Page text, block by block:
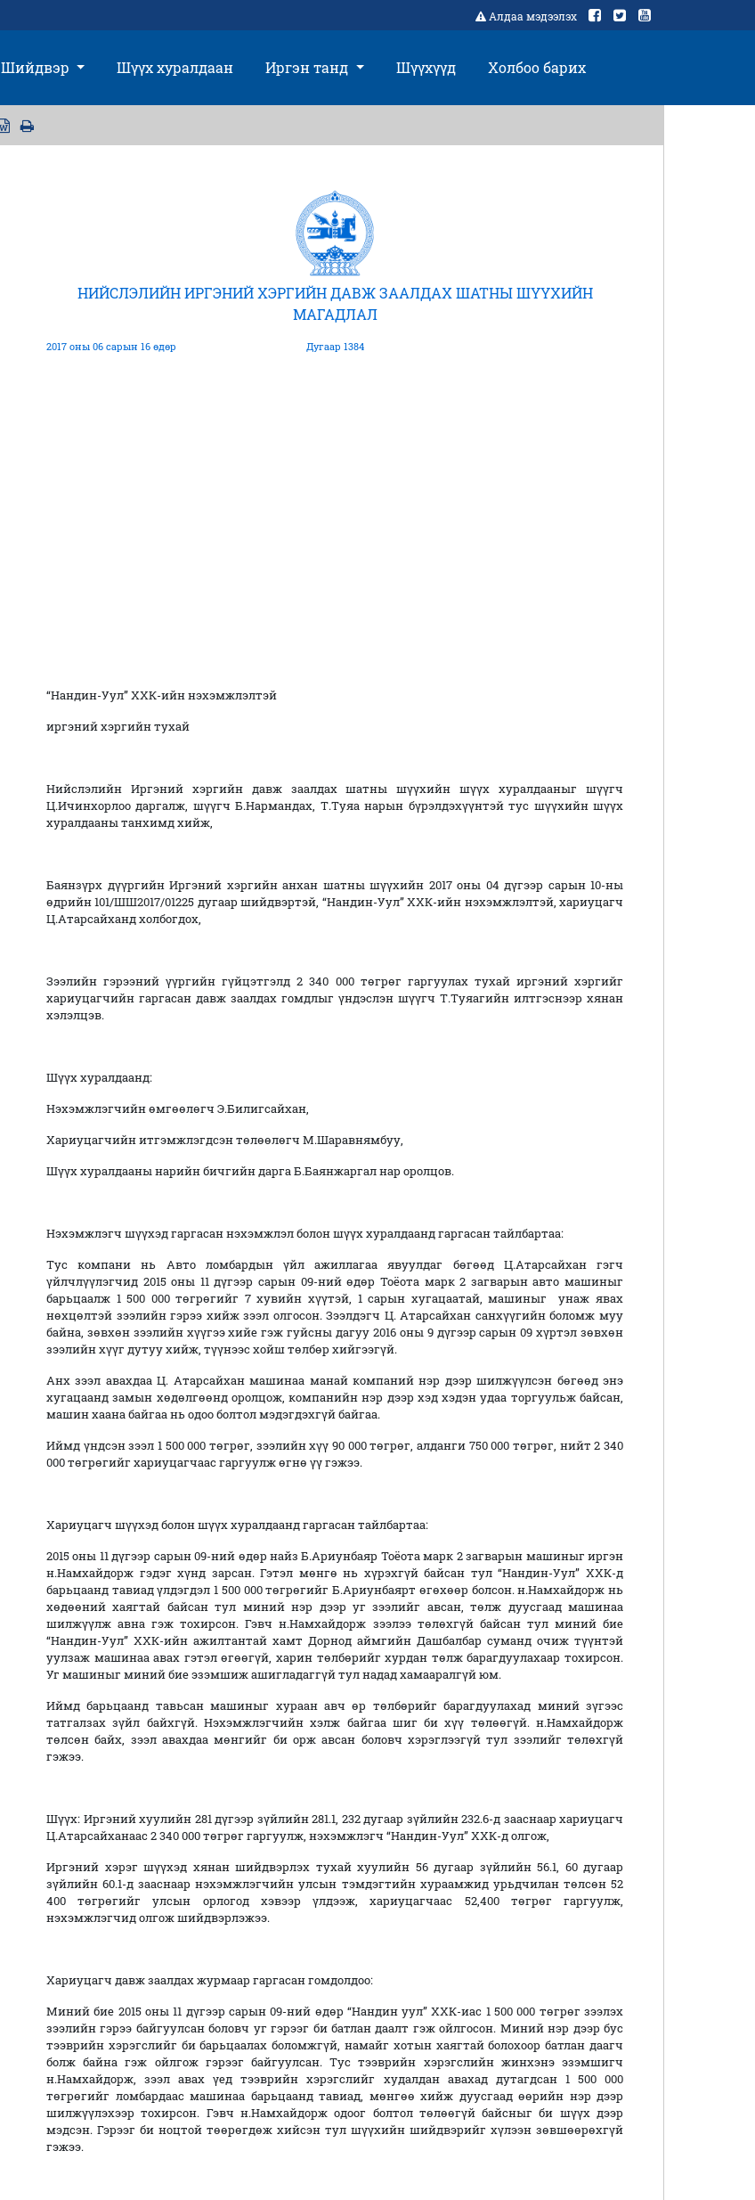
Алдаа мэдээлэх
Шийдвэр Шүүх хуралдаан Иргэн танд Шүүхүүд Холбоо барих
НИЙСЛЭЛИЙН ИРГЭНИЙ ХЭРГИЙН ДАВЖ ЗААЛДАХ ШАТНЫ ШҮҮХИЙН
МАГАДЛАЛ
2017 оны 06 сарын 16 өдөр Дугаар 1384
“Нандин-Уул” ХХК-ийн нэхэмжлэлтэй
иргэний хэргийн тухай
Нийслэлийн Иргэний хэргийн давж заалдах шатны шүүхийн шүүх хуралдааныг шүүгч
Ц.Ичинхорлоо даргалж, шүүгч Б.Нармандах, Т.Туяа нарын бүрэлдэхүүнтэй тус шүүхийн шүүх
хуралдааны танхимд хийж,
Баянзүрх дүүргийн Иргэний хэргийн анхан шатны шүүхийн 2017 оны 04 дүгээр сарын 10-ны
өдрийн 101/ШШ2017/01225 дугаар шийдвэртэй, “Нандин-Уул” ХХК-ийн нэхэмжлэлтэй, хариуцагч
Ц.Атарсайханд холбогдох,
Зээлийн гэрээний үүргийн гүйцэтгэлд 2 340 000 төгрөг гаргуулах тухай иргэний хэргийг
хариуцагчийн гаргасан давж заалдах гомдлыг үндэслэн шүүгч Т.Туяагийн илтгэснээр хянан
хэлэлцэв.
Шүүх хуралдаанд:
Нэхэмжлэгчийн өмгөөлөгч Э.Билигсайхан,
Хариуцагчийн итгэмжлэгдсэн төлөөлөгч М.Шаравнямбуу,
Шүүх хуралдааны нарийн бичгийн дарга Б.Баянжаргал нар оролцов.
Нэхэмжлэгч шүүхэд гаргасан нэхэмжлэл болон шүүх хуралдаанд гаргасан тайлбартаа:
Тус компани нь Авто ломбардын үйл ажиллагаа явуулдаг бөгөөд Ц.Атарсайхан гэгч
үйлчлүүлэгчид 2015 оны 11 дүгээр сарын 09-ний өдөр Тоёота марк 2 загварын авто машиныг
барьцаалж 1 500 000 төгрөгийг 7 хувийн хүүтэй, 1 сарын хугацаатай, машиныг унаж явах
нөхцөлтэй зээлийн гэрээ хийж зээл олгосон. Зээлдэгч Ц. Атарсайхан санхүүгийн боломж муу
байна, зөвхөн зээлийн хүүгээ хийе гэж гуйсны дагуу 2016 оны 9 дүгээр сарын 09 хүртэл зөвхөн
зээлийн хүүг дутуу хийж, түүнээс хойш төлбөр хийгээгүй.
Анх зээл авахдаа Ц. Атарсайхан машинаа манай компаний нэр дээр шилжүүлсэн бөгөөд энэ
хугацаанд замын хөдөлгөөнд оролцож, компанийн нэр дээр хэд хэдэн удаа торгуульж байсан,
машин хаана байгаа нь одоо болтол мэдэгдэхгүй байгаа.
Иймд үндсэн зээл 1 500 000 төгрөг, зээлийн хүү 90 000 төгрөг, алданги 750 000 төгрөг, нийт 2 340
000 төгрөгийг хариуцагчаас гаргуулж өгнө үү гэжээ.
Хариуцагч шүүхэд болон шүүх хуралдаанд гаргасан тайлбартаа:
2015 оны 11 дүгээр сарын 09-ний өдөр найз Б.Ариунбаяр Тоёота марк 2 загварын машиныг иргэн
н.Намхайдорж гэдэг хүнд зарсан. Гэтэл мөнгө нь хүрэхгүй байсан тул “Нандин-Уул” ХХК-д
барьцаанд тавиад үлдэгдэл 1 500 000 төгрөгийг Б.Ариунбаярт өгөхөөр болсон. н.Намхайдорж нь
хөдөөний хаягтай байсан тул миний нэр дээр уг зээлийг авсан, төлж дуусгаад машинаа
шилжүүлж авна гэж тохирсон. Гэвч н.Намхайдорж зээлээ төлөхгүй байсан тул миний бие
“Нандин-Уул” ХХК-ийн ажилтантай хамт Дорнод аймгийн Дашбалбар суманд очиж түүнтэй
уулзаж машинаа авах гэтэл өгөөгүй, харин төлбөрийг хурдан төлж барагдуулахаар тохирсон.
Уг машиныг миний бие эзэмшиж ашигладаггүй тул надад хамааралгүй юм.
Иймд барьцаанд тавьсан машиныг хураан авч өр төлбөрийг барагдуулахад миний зүгээс
татгалзах зүйл байхгүй. Нэхэмжлэгчийн хэлж байгаа шиг би хүү төлөөгүй. н.Намхайдорж
төлсөн байх, зээл авахдаа мөнгийг би орж авсан боловч хэрэглээгүй тул зээлийг төлөхгүй
гэжээ.
Шүүх: Иргэний хуулийн 281 дүгээр зүйлийн 281.1, 232 дугаар зүйлийн 232.6-д зааснаар хариуцагч
Ц.Атарсайханаас 2 340 000 төгрөг гаргуулж, нэхэмжлэгч “Нандин-Уул” ХХК-д олгож,
Иргэний хэрэг шүүхэд хянан шийдвэрлэх тухай хуулийн 56 дугаар зүйлийн 56.1, 60 дугаар
зүйлийн 60.1-д зааснаар нэхэмжлэгчийн улсын тэмдэгтийн хураамжид урьдчилан төлсөн 52
400 төгрөгийг улсын орлогод хэвээр үлдээж, хариуцагчаас 52,400 төгрөг гаргуулж,
нэхэмжлэгчид олгож шийдвэрлэжээ.
Хариуцагч давж заалдах журмаар гаргасан гомдолдоо:
Миний бие 2015 оны 11 дүгээр сарын 09-ний өдөр “Нандин уул” ХХК-иас 1 500 000 төгрөг зээлэх
зээлийн гэрээ байгуулсан боловч уг гэрээг би батлан даалт гэж ойлгосон. Миний нэр дээр бус
тээврийн хэрэгслийг би барьцаалах боломжгүй, намайг хотын хаягтай болохоор батлан даагч
болж байна гэж ойлгож гэрээг байгуулсан. Тус тээврийн хэрэгслийн жинхэнэ эзэмшигч
н.Намхайдорж, зээл авах үед тээврийн хэрэгслийг худалдан авахад дутагдсан 1 500 000
төгрөгийг ломбардаас машинаа барьцаанд тавиад, мөнгөө хийж дуусгаад өөрийн нэр дээр
шилжүүлэхээр тохирсон. Гэвч н.Намхайдорж одоог болтол төлөөгүй байсныг би шүүх дээр
мэдсэн. Гэрээг би ноцтой төөрөгдөж хийсэн тул шүүхийн шийдвэрийг хүлээн зөвшөөрөхгүй
гэжээ.